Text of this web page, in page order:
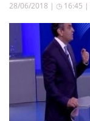
28/06/2018 | ◷ 16:45 |